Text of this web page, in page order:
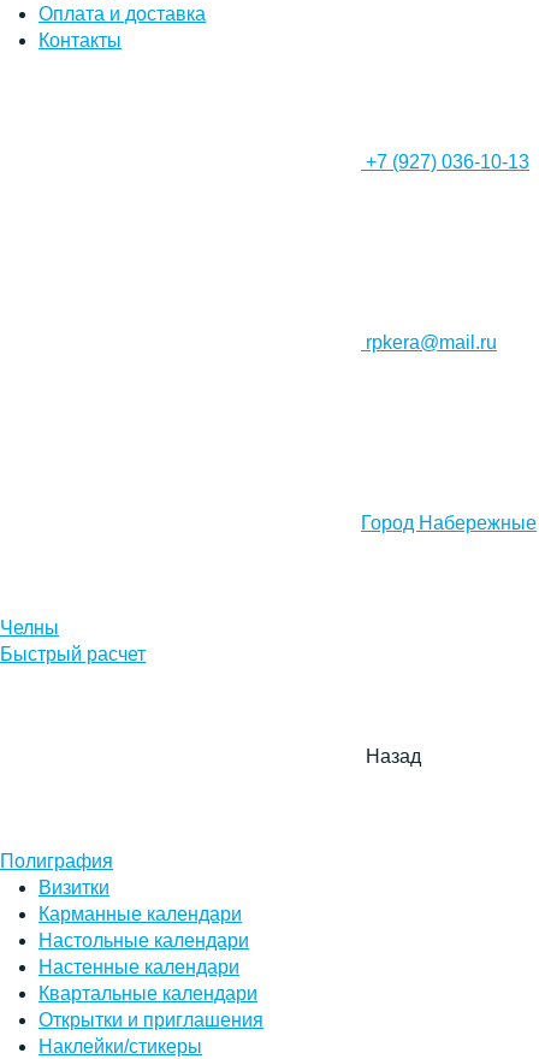
Оплата и доставка
Контакты
+7 (927) 036-10-13
rpkera@mail.ru
Город Набережные
Челны
Быстрый расчет
Назад
Полиграфия
Визитки
Карманные календари
Настольные календари
Настенные календари
Квартальные календари
Открытки и приглашения
Наклейки/стикеры